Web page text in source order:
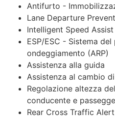
Antifurto -
Lane Departure
Intelligent Speed Assist
ESP/ESC - Sistema
ondeggiamento (ARP)
Assistenza alla guida
Assistenza al cambio
Regolazione altezza
conducente e
Rear Cross Traffic Alert